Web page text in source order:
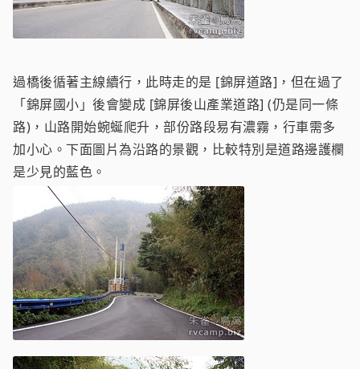
過橋後循著主線續行，此時走的是 [錦屏道路]，但在過了
「錦屏國小」後會變成 [錦屏後山產業道路] (仍是同一條
路)，山路開始蜿蜒爬升，部份路段易有濃霧，行車需多
加小心。下面圖片為沿路的景觀，比較特別是道路邊護欄
是少見的藍色。